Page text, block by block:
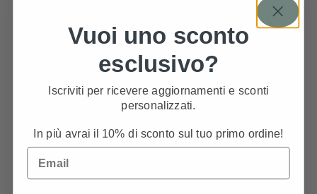
%
0
Scrivi una recensione
Vuoi uno sconto
esclusivo?
Iscriviti per ricevere aggiornamenti e sconti
personalizzati.
In più avrai il 10% di sconto sul tuo primo ordine!
Email